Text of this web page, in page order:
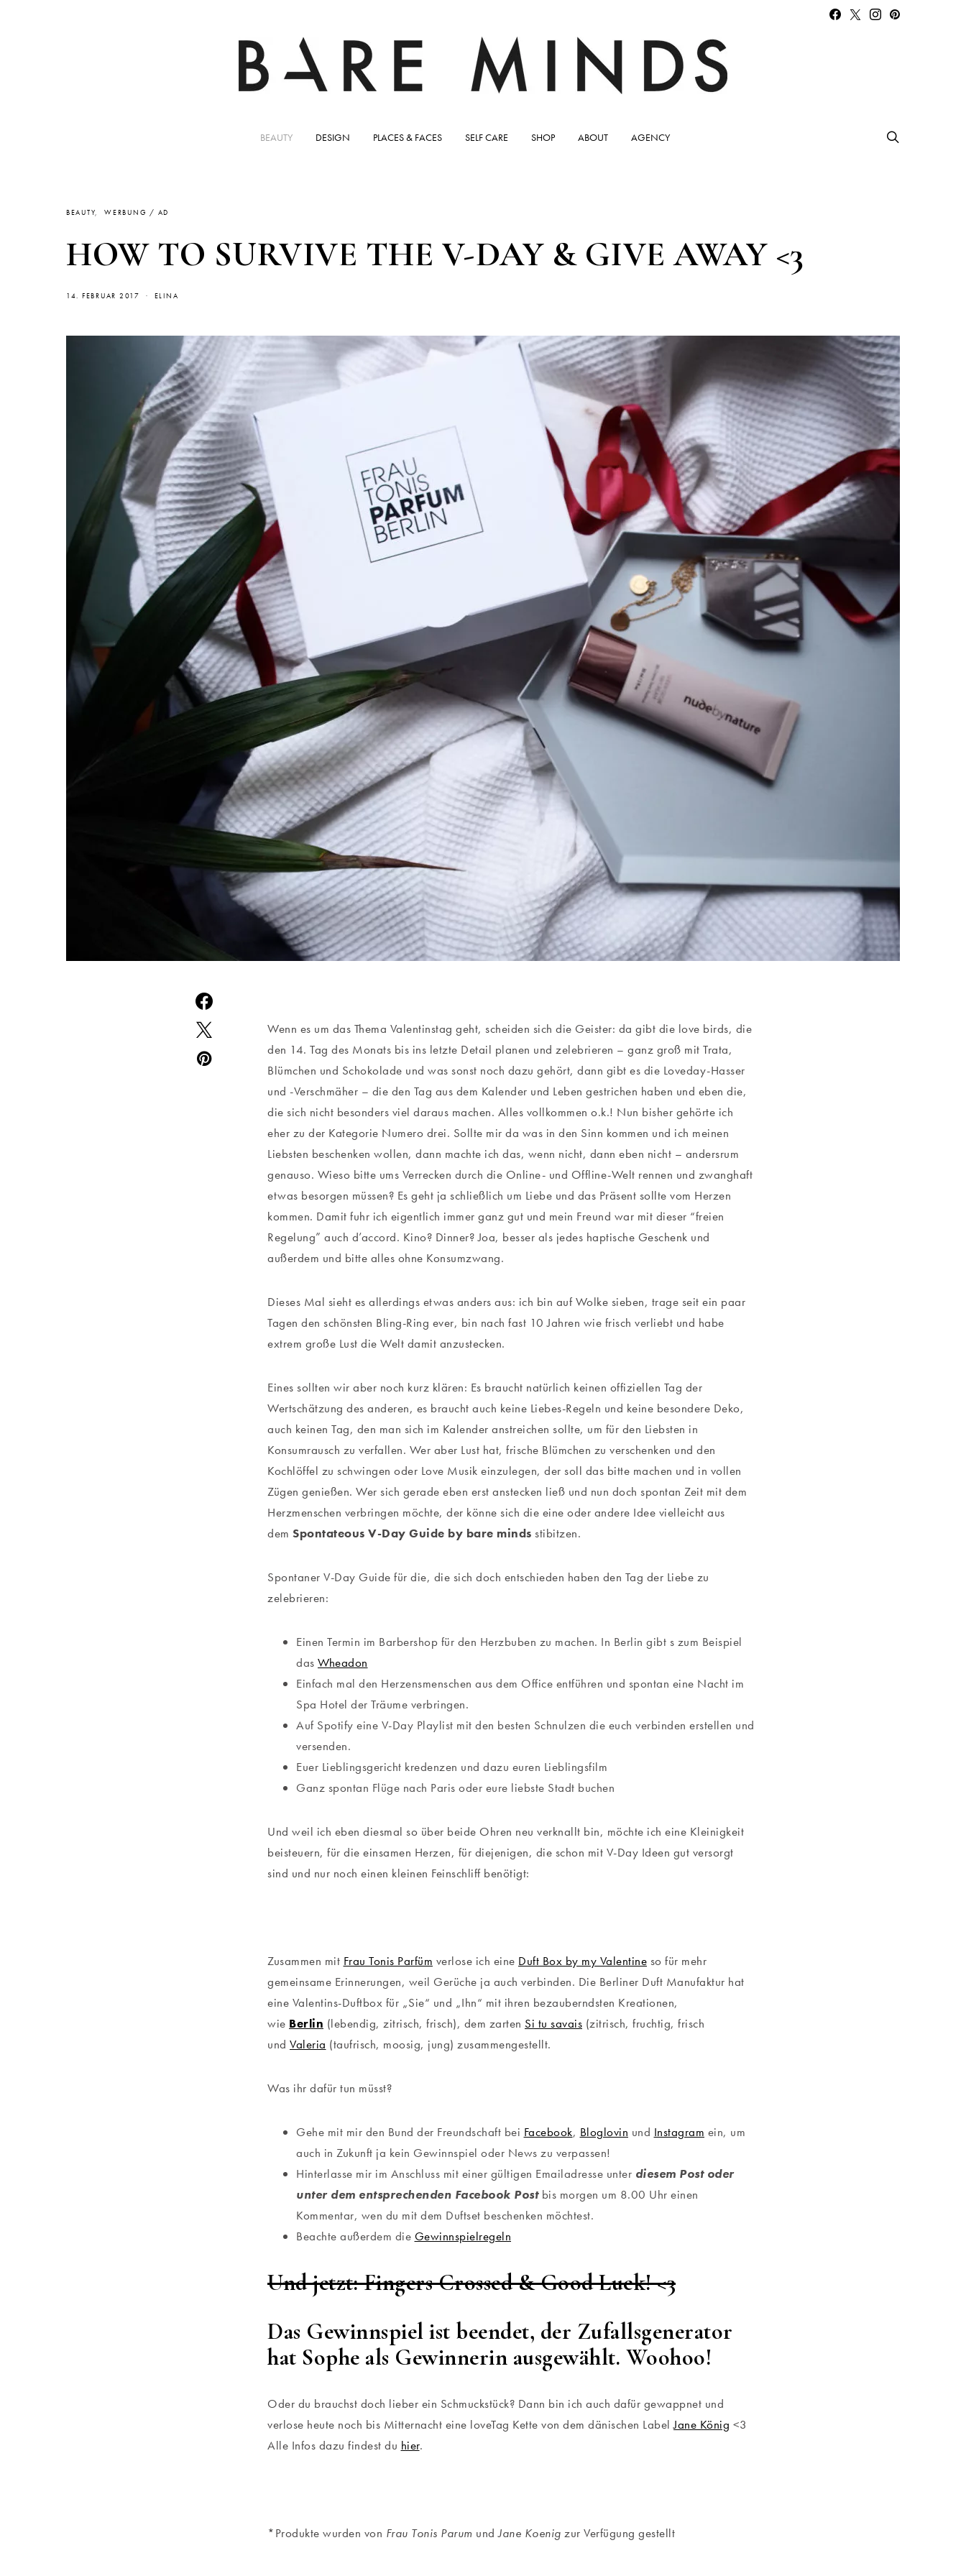
BEAUTY DESIGN PLACES & FACES SELF CARE SHOP ABOUT AGENCY
BEAUTY WERBUNG / AD
HOW TO SURVIVE THE V-DAY & GIVE AWAY <3
14. FEBRUAR 2017 ELINA
Wenn es um das Thema Valentinstag geht, scheiden sich die Geister: da gibt die love birds, die
den 14. Tag des Monats bis ins letzte Detail planen und zelebrieren – ganz groß mit Trata,
Blümchen und Schokolade und was sonst noch dazu gehört, dann gibt es die Loveday-Hasser
und -Verschmäher – die den Tag aus dem Kalender und Leben gestrichen haben und eben die,
die sich nicht besonders viel daraus machen. Alles vollkommen o.k.! Nun bisher gehörte ich
eher zu der Kategorie Numero drei. Sollte mir da was in den Sinn kommen und ich meinen
Liebsten beschenken wollen, dann machte ich das, wenn nicht, dann eben nicht – andersrum
genauso. Wieso bitte ums Verrecken durch die Online- und Offline-Welt rennen und zwanghaft
etwas besorgen müssen? Es geht ja schließlich um Liebe und das Präsent sollte vom Herzen
kommen. Damit fuhr ich eigentlich immer ganz gut und mein Freund war mit dieser “freien
Regelung” auch d’accord. Kino? Dinner? Joa, besser als jedes haptische Geschenk und
außerdem und bitte alles ohne Konsumzwang.
Dieses Mal sieht es allerdings etwas anders aus: ich bin auf Wolke sieben, trage seit ein paar
Tagen den schönsten Bling-Ring ever, bin nach fast 10 Jahren wie frisch verliebt und habe
extrem große Lust die Welt damit anzustecken.
Eines sollten wir aber noch kurz klären: Es braucht natürlich keinen offiziellen Tag der
Wertschätzung des anderen, es braucht auch keine Liebes-Regeln und keine besondere Deko,
auch keinen Tag, den man sich im Kalender anstreichen sollte, um für den Liebsten in
Konsumrausch zu verfallen. Wer aber Lust hat, frische Blümchen zu verschenken und den
Kochlöffel zu schwingen oder Love Musik einzulegen, der soll das bitte machen und in vollen
Zügen genießen. Wer sich gerade eben erst anstecken ließ und nun doch spontan Zeit mit dem
Herzmenschen verbringen möchte, der könne sich die eine oder andere Idee vielleicht aus
dem Spontateous V-Day Guide by bare minds stibitzen.
Spontaner V-Day Guide für die, die sich doch entschieden haben den Tag der Liebe zu
zelebrieren:
Einen Termin im Barbershop für den Herzbuben zu machen. In Berlin gibt s zum Beispiel
das Wheadon
Einfach mal den Herzensmenschen aus dem Office entführen und spontan eine Nacht im
Spa Hotel der Träume verbringen.
Auf Spotify eine V-Day Playlist mit den besten Schnulzen die euch verbinden erstellen und
versenden.
Euer Lieblingsgericht kredenzen und dazu euren Lieblingsfilm
Ganz spontan Flüge nach Paris oder eure liebste Stadt buchen
Und weil ich eben diesmal so über beide Ohren neu verknallt bin, möchte ich eine Kleinigkeit
beisteuern, für die einsamen Herzen, für diejenigen, die schon mit V-Day Ideen gut versorgt
sind und nur noch einen kleinen Feinschliff benötigt:
Zusammen mit Frau Tonis Parfüm verlose ich eine Duft Box by my Valentine so für mehr
gemeinsame Erinnerungen, weil Gerüche ja auch verbinden. Die Berliner Duft Manufaktur hat
eine Valentins-Duftbox für „Sie“ und „Ihn“ mit ihren bezauberndsten Kreationen,
wie Berlin (lebendig, zitrisch, frisch), dem zarten Si tu savais (zitrisch, fruchtig, frisch
und Valeria (taufrisch, moosig, jung) zusammengestellt.
Was ihr dafür tun müsst?
Gehe mit mir den Bund der Freundschaft bei Facebook, Bloglovin und Instagram ein, um
auch in Zukunft ja kein Gewinnspiel oder News zu verpassen!
Hinterlasse mir im Anschluss mit einer gültigen Emailadresse unter diesem Post oder
unter dem entsprechenden Facebook Postbis morgen um 8.00 Uhr einen
Kommentar, wen du mit dem Duftset beschenken möchtest.
Beachte außerdem die Gewinnspielregeln
Und jetzt: Fingers Crossed & Good Luck! <3
Das Gewinnspiel ist beendet, der Zufallsgenerator
hat Sophe als Gewinnerin ausgewählt. Woohoo!
Oder du brauchst doch lieber ein Schmuckstück? Dann bin ich auch dafür gewappnet und
verlose heute noch bis Mitternacht eine loveTag Kette von dem dänischen LabelJane König <3
Alle Infos dazu findest du hier.
*Produkte wurden von Frau Tonis Parum undJane Koenig zur Verfügung gestellt